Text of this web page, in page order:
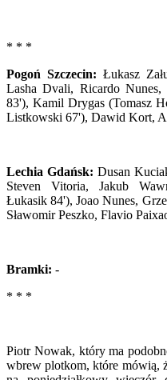
* * *
Pogoń Szczecin: Łukasz
Lasha Dvali, Ricardo Nunes,
83'), Kamil Drygas (Tomasz
Listkowski 67'), Dawid Kort,
Lechia Gdańsk: Dusan
Steven Vitoria, Jakub
Łukasik 84'), Joao Nunes,
Sławomir Peszko, Flavio
Bramki: -
* * *
Piotr Nowak, który ma
wbrew plotkom, które mówią,